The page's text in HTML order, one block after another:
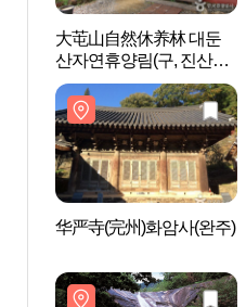
大芚山自然休养林 대둔
산자연휴양림(구, 진산자
연휴양림)
华严寺(完州)화암사(완주)